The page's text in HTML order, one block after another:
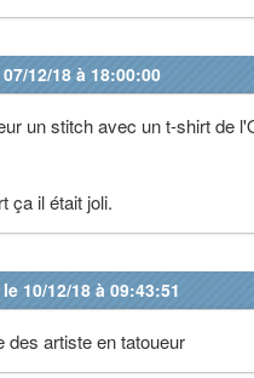
12/18 à 18:00:00
un stitch avec un t-shirt de
ça il était joli.
10/12/18 à 09:43:51
des artiste en tatoueur